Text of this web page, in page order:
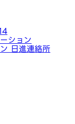
ション
日進連絡所